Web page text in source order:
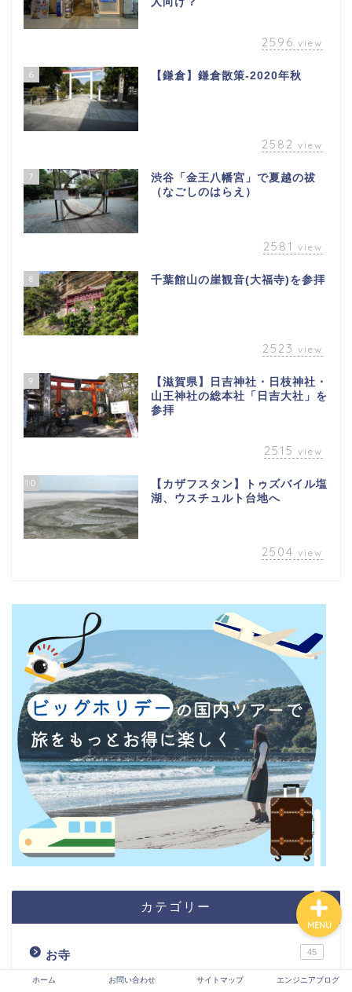
2596 view
6 【鎌倉】鎌倉散策-2020年秋
2582 view
7
渋谷「金王八幡宮」で夏越の祓
（なごしのはらえ）
2581 view
8 千葉館山の崖観音(大福寺)を参拝
2523 view
9
【滋賀県】日吉神社・日枝神社・
山王神社の総本社「日吉大社」を
参拝
2515 view
10
【カザフスタン】トゥズバイル塩
湖、ウスチュルト台地へ
2504 view
カテゴリー
お寺 45
ホーム お問い合わせ サイトマップ エンジニアブログ
MENU
ホーム
お問い合わせ
サイトマップ
エンジニアブログ